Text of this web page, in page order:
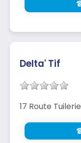
Delta' Tif
17 Route